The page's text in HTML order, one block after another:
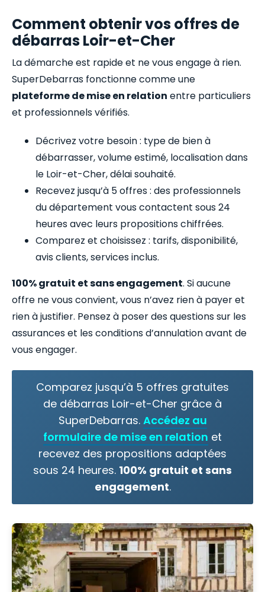
Comment obtenir vos offres de
débarras Loir-et-Cher
La démarche est rapide et ne vous engage à rien.
SuperDebarras fonctionne comme une
plateforme de mise en relation entre particuliers
et professionnels vérifiés.
Décrivez votre besoin : type de bien à
débarrasser, volume estimé, localisation dans
le Loir-et-Cher, délai souhaité.
Recevez jusqu’à 5 offres : des professionnels
du département vous contactent sous 24
heures avec leurs propositions chiffrées.
Comparez et choisissez : tarifs, disponibilité,
avis clients, services inclus.
100% gratuit et sans engagement. Si aucune
offre ne vous convient, vous n’avez rien à payer et
rien à justifier. Pensez à poser des questions sur les
assurances et les conditions d’annulation avant de
vous engager.
Comparez jusqu’à 5 offres gratuites
de débarras Loir-et-Cher grâce à
SuperDebarras. Accédez au
formulaire de mise en relation et
recevez des propositions adaptées
sous 24 heures. 100% gratuit et sans
engagement.